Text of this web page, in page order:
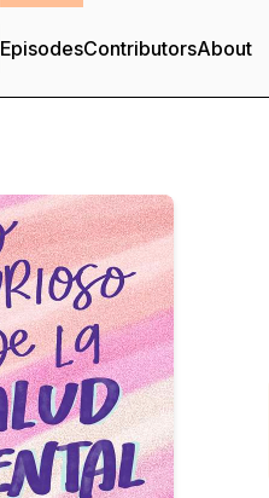
EpisodesContributorsAbout